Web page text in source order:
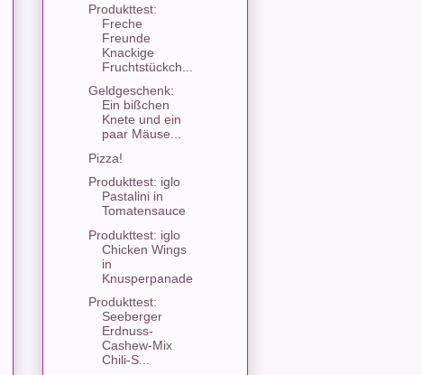
Produkttest:
Freche
Freunde
Knackige
Fruchtstückch...
Geldgeschenk:
Ein bißchen
Knete und ein
paar Mäuse...
Pizza!
Produkttest: iglo
Pastalini in
Tomatensauce
Produkttest: iglo
Chicken Wings
in
Knusperpanade
Produkttest:
Seeberger
Erdnuss-
Cashew-Mix
Chili-S...